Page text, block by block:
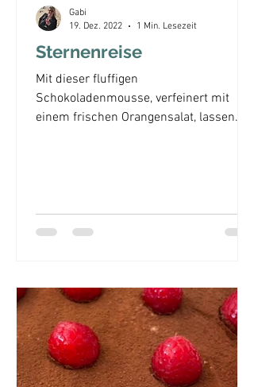
Sternenreise
Mit dieser fluffigen
Schokoladenmousse, verfeinert mit
einem frischen Orangensalat, lassen
Gabi
19. Dez. 2022
1 Min. Lesezeit